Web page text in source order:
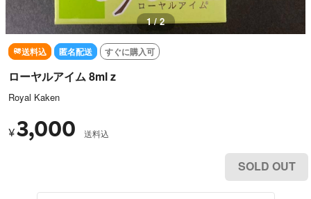
1 / 2
送料込 匿名配送 すぐに購入可
ローヤルアイム 8ml z
Royal Kaken
¥3,000 送料込
SOLD OUT